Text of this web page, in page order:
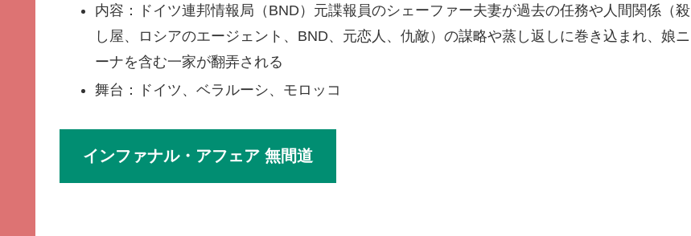
内容：ドイツ連邦情報局（BND）元諜報員のシェーファー夫妻が過去の任務や人間関係（殺
し屋、ロシアのエージェント、BND、元恋人、仇敵）の謀略や蒸し返しに巻き込まれ、娘ニ
ーナを含む一家が翻弄される
舞台：ドイツ、ベラルーシ、モロッコ
インファナル・アフェア 無間道